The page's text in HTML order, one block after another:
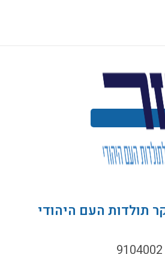
תולדות העם היהודי